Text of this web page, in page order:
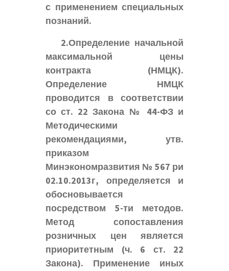
с применением специальных
познаний.
2.Определение начальной
максимальной цены
контракта (НМЦК).
Определение НМЦК
проводится в соответствии
со ст. 22 Закона № 44-ФЗ и
Методическими
рекомендациями, утв.
приказом
Минэкономразвития № 567 ри
02.10.2013г, определяется и
обосновывается
посредством 5-ти методов.
Метод сопоставления
розничных цен является
приоритетным (ч. 6 ст. 22
Закона). Применение иных